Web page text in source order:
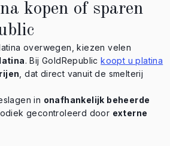
kopen of sparen
overwegen, kiezen velen
. Bij GoldRepublickoopt u platina
, dat direct vanuit de smelterij
in onafhankelijk beheerde
gecontroleerd door externe